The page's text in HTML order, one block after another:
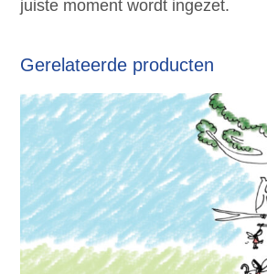
juiste moment wordt ingezet.
Gerelateerde producten